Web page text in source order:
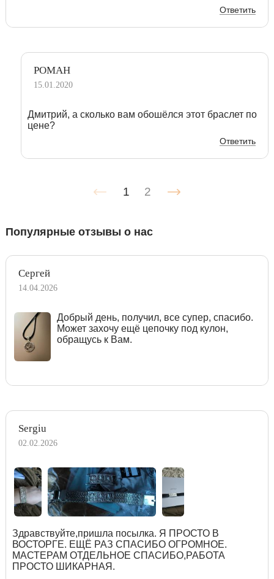
Ответить
РОМАН
15.01.2020
Дмитрий, а сколько вам обошёлся этот браслет по
цене?
Ответить
1 2
Популярные отзывы о нас
Сергей
14.04.2026
Добрый день, получил, все супер, спасибо.
Может захочу ещё цепочку под кулон,
обращусь к Вам.
Sergiu
02.02.2026
Здравствуйте,пришла посылка. Я ПРОСТО В
ВОСТОРГЕ. ЕЩЁ РАЗ СПАСИБО ОГРОМНОЕ.
МАСТЕРАМ ОТДЕЛЬНОЕ СПАСИБО,РАБОТА
ПРОСТО ШИКАРНАЯ.